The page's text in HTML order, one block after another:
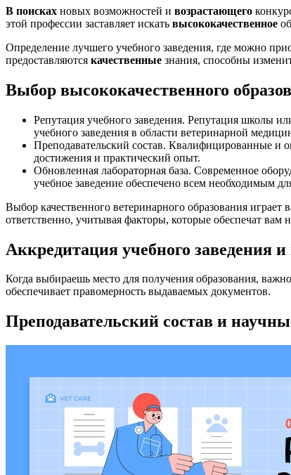
В поисках новых возможностей и возрастающего
этой профессии заставляет искать высококачественное
Определение лучшего учебного заведения, где можно
предоставляются качественные знания, способны
Выбор высококачественного
Репутация учебного заведения. Репутация школы
учебного заведения в области ветеринарной
Преподавательский состав. Квалифицированные и
достижения и практический опыт.
Обновленная лабораторная база. Современное
учебное заведение обеспечено всем необходимым
Выбор качественного ветеринарного образования
ответственно, учитывая факторы, которые обеспечат
Аккредитация учебного заведения
Когда выбираешь место для получения образования,
обеспечивает правомерность выдаваемых документов.
Преподавательский состав и